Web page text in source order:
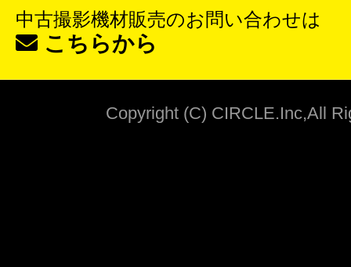
中古撮影機材販売のお問い合わせは
こちらから
Copyright (C) CIRCLE.Inc,All